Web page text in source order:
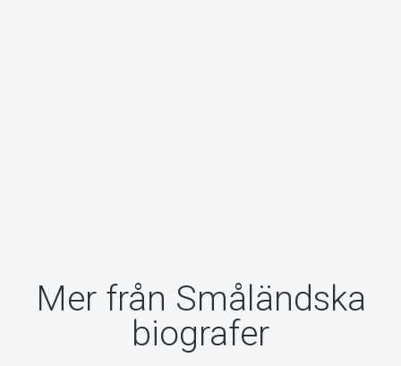
Mer från Småländska
biografer